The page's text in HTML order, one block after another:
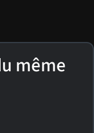
même